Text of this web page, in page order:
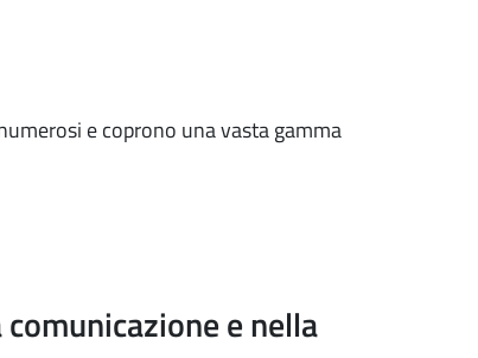
e coprono una vasta gamma
e nella